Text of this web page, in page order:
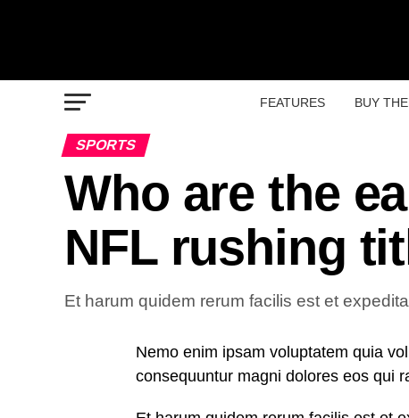
FEATURES BUY
SPORTS
Who are the
NFL rushing
Et harum quidem rerum facilis est et
Nemo enim ipsam voluptatem quia
consequuntur magni dolores eos qui